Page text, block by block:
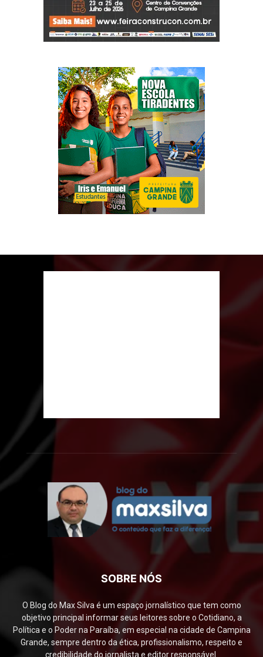
SOBRE NÓS
O Blog do Max Silva é um espaço jornalístico que tem como
objetivo principal informar seus leitores sobre o Cotidiano, a
Política e o Poder na Paraíba, em especial na cidade de Campina
Grande, sempre dentro da ética, profissionalismo, respeito e
credibilidade do jornalista e editor responsável.